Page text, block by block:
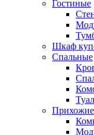
Гостиные
Шкаф
Спальные
Прихожие